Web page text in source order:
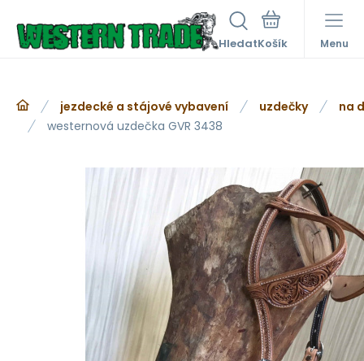
Hledat Menu
jezdecké a stájové vybavení uzdečky
na
westernová uzdečka GVR 3438